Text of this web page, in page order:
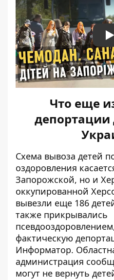
Что еще
депортации
Схема вывоза детей
оздоровления
Запорожской, но и
оккупированной
вывезли еще 186
также прикрывались
фактическую
Информатор.
администрация
могут не вернуть